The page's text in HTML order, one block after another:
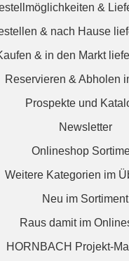
&
& nach Hause
& in den Markt
Reservieren & Abholen
Prospekte und
Newsletter
Onlineshop
Weitere Kategorien im
Neu im Sortiment
Raus damit im
HORNBACH Projekt-